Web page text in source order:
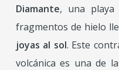
Diamante, una playa
fragmentos de hielo
joyas al sol. Este
volcánica es una de